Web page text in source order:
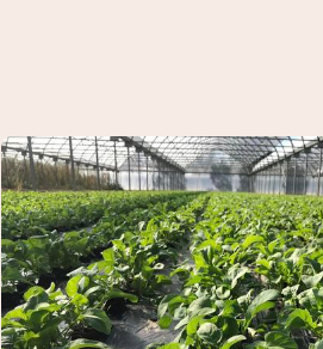
Le Jardin des Fedes